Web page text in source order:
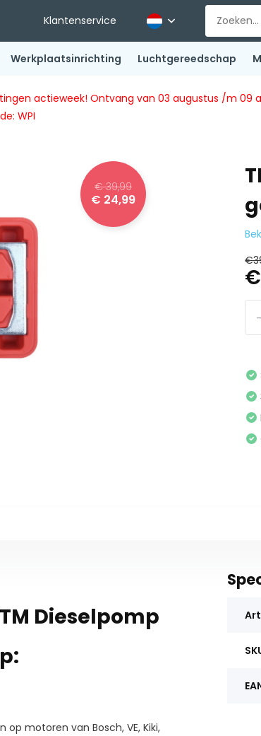
Klantenservice
Werkplaatsinrichting Luchtgereedschap
actieweek! Ontvang van 03 augustus /m 09
WPI
€ 39,99
€ 24,99
-
Dieselpomp
motoren van Bosch, VE, Kiki,